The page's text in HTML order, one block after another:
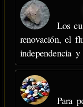
Los
renovación, el
independencia
Para